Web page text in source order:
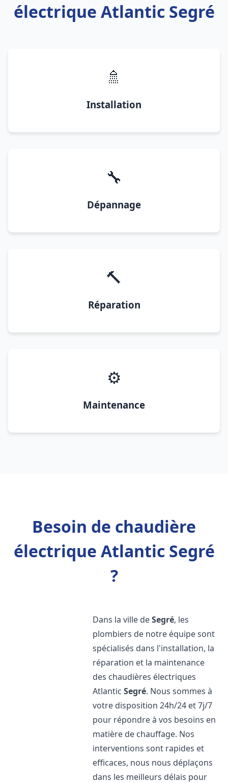
électrique Atlantic Segré
🚿
Installation
🔧
Dépannage
🔨
Réparation
⚙️
Maintenance
Besoin de chaudière
électrique Atlantic Segré
?
Dans la ville deSegré, les
plombiers de notre équipe sont
spécialisés dans l'installation, la
réparation et la maintenance
des chaudières électriques
AtlanticSegré. Nous sommes à
votre disposition 24h/24 et 7j/7
pour répondre à vos besoins en
matière de chauffage. Nos
interventions sont rapides et
efficaces, nous nous déplaçons
dans les meilleurs délais pour